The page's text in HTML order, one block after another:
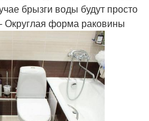
брызги воды будут просто
Округлая форма раковины